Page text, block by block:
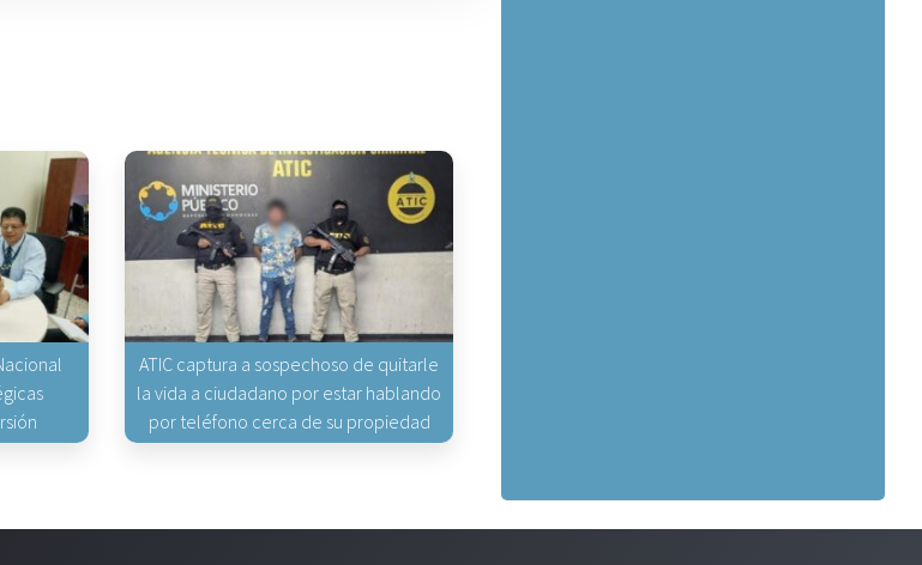
ATIC captura a sospechoso de quitarle
la vida a ciudadano por estar hablando
por teléfono cerca de su propiedad